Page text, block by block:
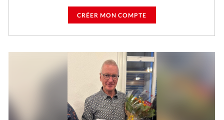
CRÉER MON COMPTE